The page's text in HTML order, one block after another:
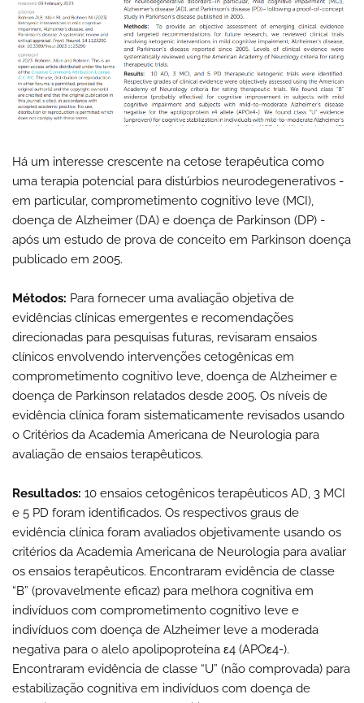
Há um interesse crescente na cetose terapêutica como
uma terapia potencial para distúrbios neurodegenerativos -
em particular, comprometimento cognitivo leve (MCI),
doença de Alzheimer (DA) e doença de Parkinson (DP) -
após um estudo de prova de conceito em Parkinson doença
publicado em 2005.
Métodos: Para fornecer uma avaliação objetiva de
evidências clínicas emergentes e recomendações
direcionadas para pesquisas futuras, revisaram ensaios
clínicos envolvendo intervenções cetogênicas em
comprometimento cognitivo leve, doença de Alzheimer e
doença de Parkinson relatados desde 2005. Os níveis de
evidência clínica foram sistematicamente revisados usando
o Critérios da Academia Americana de Neurologia para
avaliação de ensaios terapêuticos.
Resultados: 10 ensaios cetogênicos terapêuticos AD, 3 MCI
e 5 PD foram identificados. Os respectivos graus de
evidência clínica foram avaliados objetivamente usando os
critérios da Academia Americana de Neurologia para avaliar
os ensaios terapêuticos. Encontraram evidência de classe
“B” (provavelmente eficaz) para melhora cognitiva em
indivíduos com comprometimento cognitivo leve e
indivíduos com doença de Alzheimer leve a moderada
negativa para o alelo apolipoproteína ε4 (APOε4-).
Encontraram evidência de classe “U” (não comprovada) para
estabilização cognitiva em indivíduos com doença de